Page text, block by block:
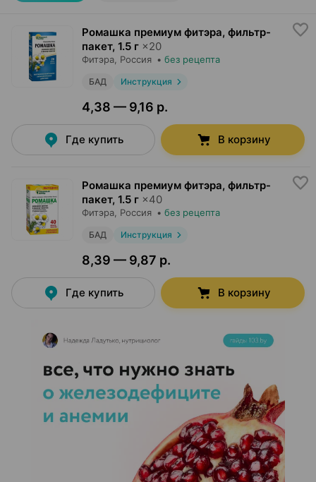
Ромашка премиум фитэра, фильтр-
пакет, 1.5 г ×20
Фитэра , Россия • без рецепта
БАД Инструкция
4,38 — 9,16 р.
Где купить В корзину
Ромашка премиум фитэра, фильтр-
пакет, 1.5 г ×40
Фитэра , Россия • без рецепта
БАД Инструкция
8,39 — 9,87 р.
Где купить В корзину